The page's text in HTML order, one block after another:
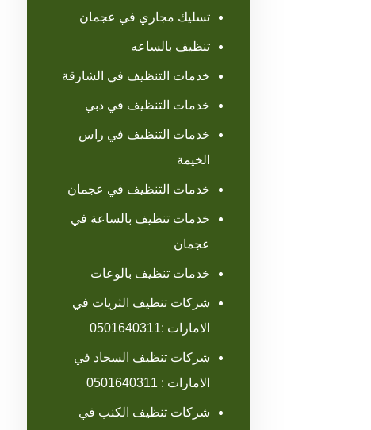
تسليك مجاري في عجمان
تنظيف بالساعه
خدمات التنظيف في الشارقة
خدمات التنظيف في دبي
خدمات التنظيف في راس
الخيمة
خدمات التنظيف في عجمان
خدمات تنظيف بالساعة في
عجمان
خدمات تنظيف بالوعات
شركات تنظيف الثريات في
الامارات :0501640311
شركات تنظيف السجاد في
الامارات : 0501640311
شركات تنظيف الكنب في